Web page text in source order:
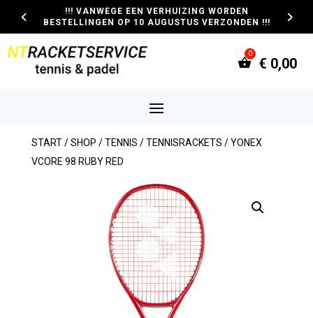
!!! VANWEGE EEN VERHUIZING WORDEN
BESTELLINGEN OP 10 AUGUSTUS VERZONDEN !!!
€ 0,00
START/SHOP /TENNIS /TENNISRACKETS / YONEX
VCORE 98 RUBY RED